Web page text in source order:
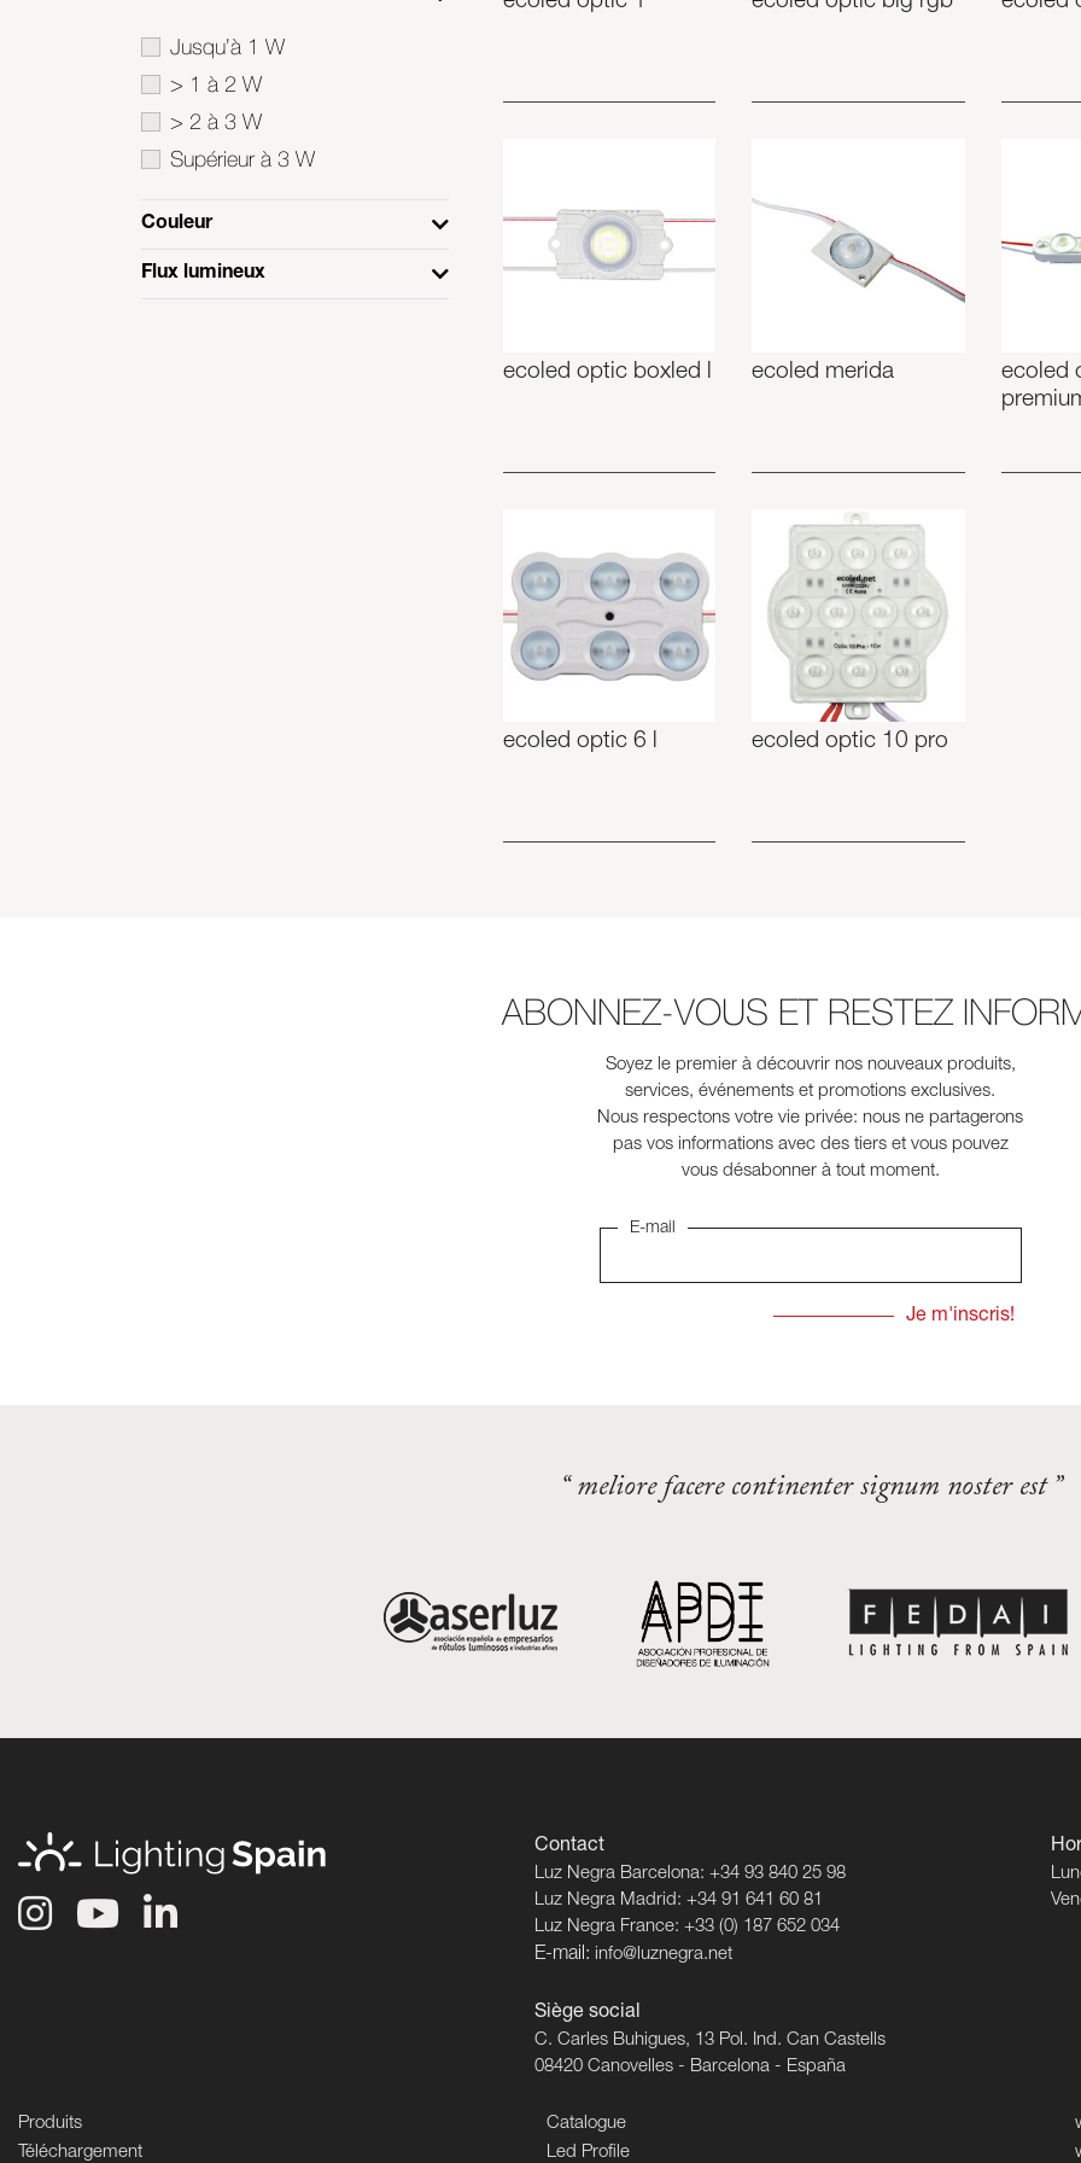
Jusqu’à 1 W
> 1 à 2 W
> 2 à 3 W
Supérieur à 3 W
Couleur
Flux lumineux
ecoled optic boxled l ecoled merida
ecoled
ecoled optic 6 l ecoled optic 10 pro
ABONNEZ-VOUS ET RESTEZ
Soyez le premier à découvrir nos nouveaux produits,
services, événements et promotions exclusives.
Nous respectons votre vie privée: nous ne partagerons
pas vos informations avec des tiers et vous pouvez
vous désabonner à tout moment.
E-mail
“ meliore facere continenter signum noster est ”
Contact
Luz Negra Barcelona: +34 93 840 25 98
Luz Negra Madrid: +34 91 641 60 81
Luz Negra France: +33 (0) 187 652 034
E-mail: info@luznegra.net
Siège social
C. Carles Buhigues, 13 Pol. Ind. Can Castells
08420 Canovelles - Barcelona - España
Produits
Téléchargement
Catalogue
Led Profile